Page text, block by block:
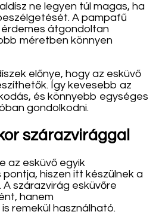
ne legyen túl magas, ha
A pampafű
átgondoltan
méretben könnyen
előnye, hogy az esküvő
Így kevesebb az
és könnyebb egységes
gondolkodni.
szárazvirággal
az esküvő egyik
hiszen itt készülnek a
szárazvirág esküvőre
hanem
remekül használható.